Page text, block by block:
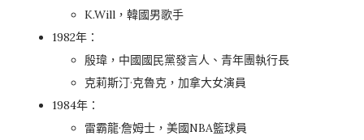
K.Will，韓國男歌手
1982年：
殷瑋，中國國民黨發言人、青年團執行長
克莉斯汀·克魯克，加拿大女演員
1984年：
雷霸龍·詹姆士，美國NBA籃球員